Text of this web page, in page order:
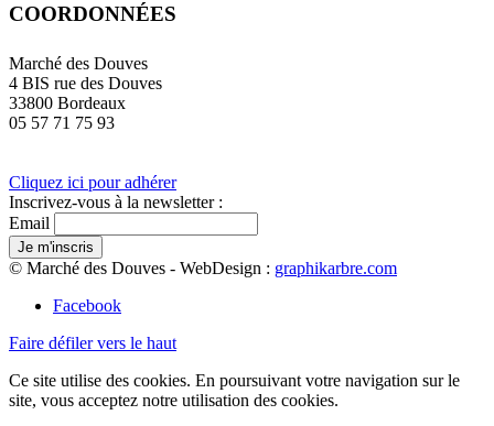
COORDONNÉES
Marché des Douves
4 BIS rue des Douves
33800 Bordeaux
05 57 71 75 93
Cliquez ici pour adhérer
Inscrivez-vous à la newsletter :
Email
© Marché des Douves - WebDesign : graphikarbre.com
Facebook
Faire défiler vers le haut
Ce site utilise des cookies. En poursuivant votre navigation sur le
site, vous acceptez notre utilisation des cookies.